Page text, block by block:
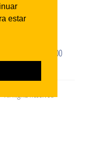
estar
(49) 3441-0800
Rights Reserved